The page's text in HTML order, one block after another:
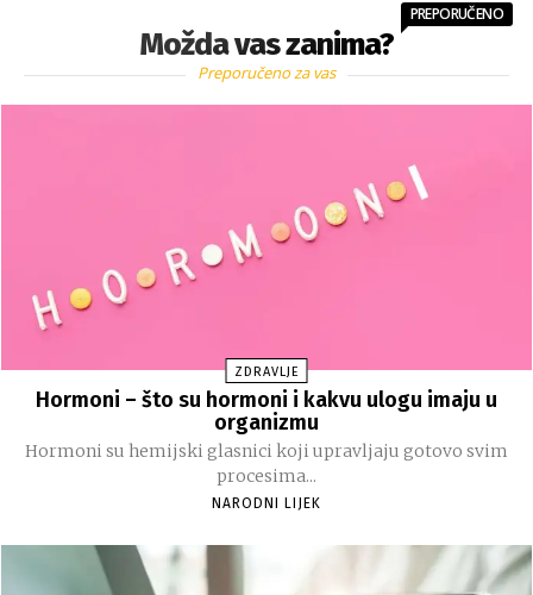
Možda vas zanima?
PREPORUČENO
Preporučeno za vas
ZDRAVLJE
Hormoni – što su hormoni i kakvu ulogu imaju u
organizmu
Hormoni su hemijski glasnici koji upravljaju gotovo svim
procesima...
NARODNI LIJEK